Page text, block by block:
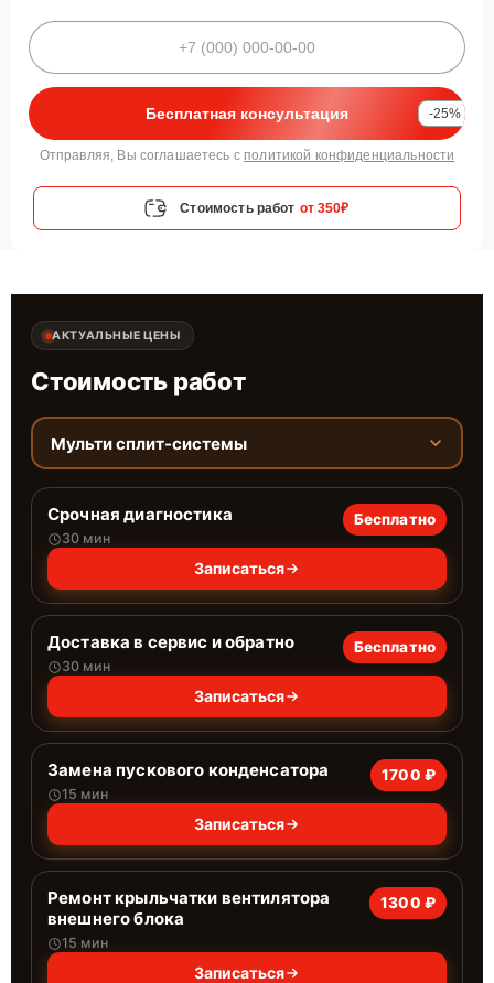
Бесплатная консультация -25%
Отправляя, Вы соглашаетесь с политикой конфиденциальности
Стоимость работ от 350₽
АКТУАЛЬНЫЕ ЦЕНЫ
Стоимость работ
Мульти сплит-системы
Срочная диагностика
30 мин
Бесплатно
Записаться
Доставка в сервис и обратно
30 мин
Бесплатно
Записаться
Замена пускового конденсатора
15 мин
1700 ₽
Записаться
Ремонт крыльчатки вентилятора
внешнего блока
15 мин
1300 ₽
Записаться